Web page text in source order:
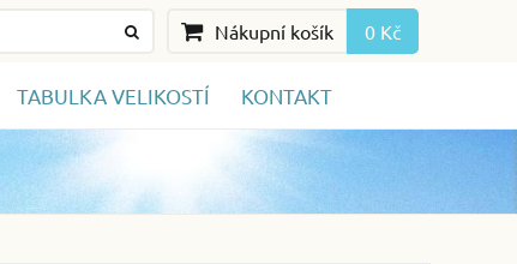
Nákupní košík 0 Kč
TABULKA VELIKOSTÍ KONTAKT